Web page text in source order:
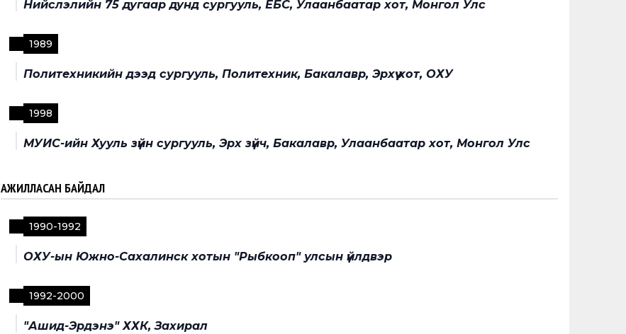
Нийслэлийн 75 дугаар дунд сургууль, ЕБС, Улаанбаатар хот, Монгол Улс
1989
Политехникийн дээд сургууль, Политехник, Бакалавр, Эрхүү хот, ОХУ
1998
МУИС-ийн Хууль зүйн сургууль, Эрх зүйч, Бакалавр, Улаанбаатар хот, Монгол Улс
АЖИЛЛАСАН БАЙДАЛ
1990-1992
ОХУ-ын Южно-Сахалинск хотын "Рыбкооп" улсын үйлдвэр
1992-2000
"Ашид-Эрдэнэ" ХХК, Захирал